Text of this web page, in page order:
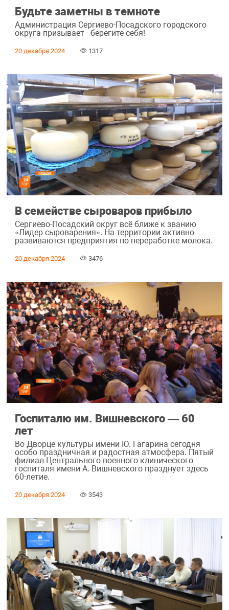
Будьте заметны в темноте
Администрация Сергиево-Посадского городского
округа призывает - берегите себя!
20 декабря 2024 1317
В семействе сыроваров прибыло
Сергиево-Посадский округ всё ближе к званию
«Лидер сыроварения». На территории активно
развиваются предприятия по переработке молока.
20 декабря 2024 3476
Госпиталю им. Вишневского ― 60
лет
Во Дворце культуры имени Ю. Гагарина сегодня
особо праздничная и радостная атмосфера. Пятый
филиал Центрального военного клинического
госпиталя имени А. Вишневского празднует здесь
60-летие.
20 декабря 2024 3543